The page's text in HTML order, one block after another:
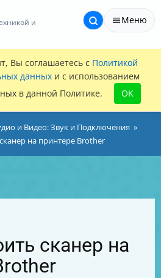
и
Меню
Вы соглашаетесь с Политикой
данных и с использованием
в данной Политике.
OK
и Видео: Звук и Подключения
на принтере Brother
сканер на